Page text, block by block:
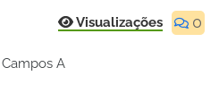
Visualizações 0
A